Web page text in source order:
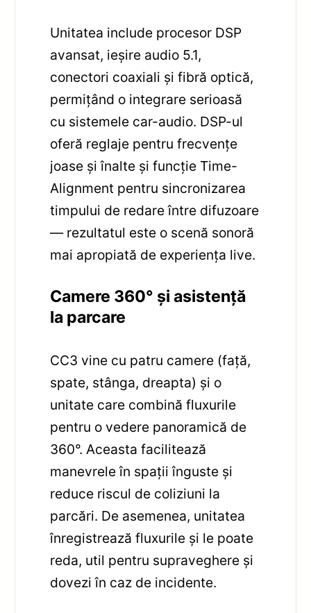
Unitatea include procesor DSP
avansat, ieșire audio 5.1,
conectori coaxiali și fibră optică,
permițând o integrare serioasă
cu sistemele car-audio. DSP-ul
oferă reglaje pentru frecvențe
joase și înalte și funcție Time-
Alignment pentru sincronizarea
timpului de redare între difuzoare
— rezultatul este o scenă sonoră
mai apropiată de experiența live.
Camere 360° și asistență
la parcare
CC3 vine cu patru camere (față,
spate, stânga, dreapta) și o
unitate care combină fluxurile
pentru o vedere panoramică de
360°. Aceasta facilitează
manevrele în spații înguste și
reduce riscul de coliziuni la
parcări. De asemenea, unitatea
înregistrează fluxurile și le poate
reda, util pentru supraveghere și
dovezi în caz de incidente.